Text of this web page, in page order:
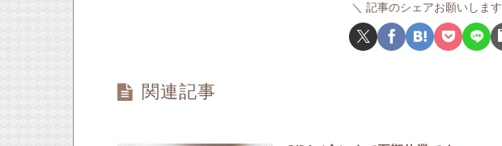
記事のシェアお願いします
関連記事